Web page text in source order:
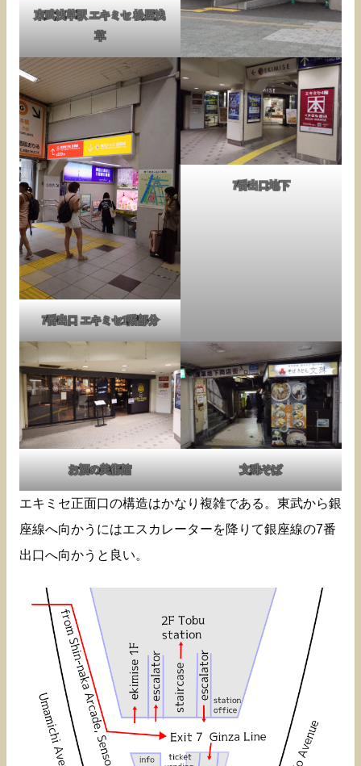
東武浅草駅 エキミセ 松屋浅
草
7番出口 エキミセ1階部分
7番出口地下
お酒の美術館 文殊そば
エキミセ正面口の構造はかなり複雑である。東武から銀
座線へ向かうにはエスカレーターを降りて銀座線の7番
出口へ向かうと良い。